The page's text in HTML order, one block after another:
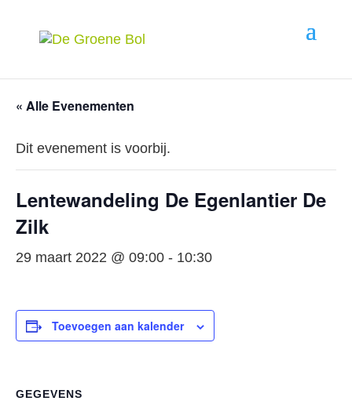
« Alle Evenementen
Dit evenement is voorbij.
Lentewandeling De Egenlantier De
Zilk
29 maart 2022 @ 09:00 - 10:30
Toevoegen aan kalender
GEGEVENS